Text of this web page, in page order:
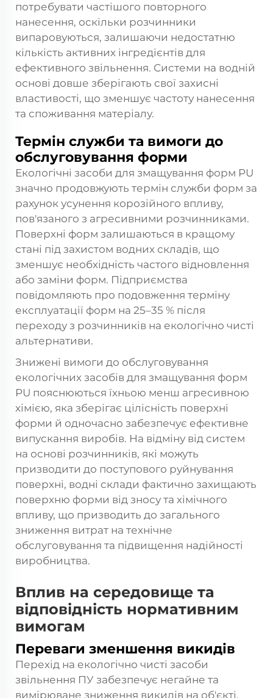
потребувати частішого повторного
нанесення, оскільки розчинники
випаровуються, залишаючи недостатню
кількість активних інгредієнтів для
ефективного звільнення. Системи на водній
основі довше зберігають свої захисні
властивості, що зменшує частоту нанесення
та споживання матеріалу.
Термін служби та вимоги до
обслуговування форми
Екологічні засоби для змащування форм PU
значно продовжують термін служби форм за
рахунок усунення корозійного впливу,
пов'язаного з агресивними розчинниками.
Поверхні форм залишаються в кращому
стані під захистом водних складів, що
зменшує необхідність частого відновлення
або заміни форм. Підприємства
повідомляють про подовження терміну
експлуатації форм на 25–35 % після
переходу з розчинників на екологічно чисті
альтернативи.
Знижені вимоги до обслуговування
екологічних засобів для змащування форм
PU пояснюються їхньою менш агресивною
хімією, яка зберігає цілісність поверхні
форми й одночасно забезпечує ефективне
випускання виробів. На відміну від систем
на основі розчинників, які можуть
призводити до поступового руйнування
поверхні, водні склади фактично захищають
поверхню форми від зносу та хімічного
впливу, що призводить до загального
зниження витрат на технічне
обслуговування та підвищення надійності
виробництва.
Вплив на середовище та
відповідність нормативним
вимогам
Переваги зменшення викидів
Перехід на екологічно чисті засоби
звільнення ПУ забезпечує негайне та
вимірюване зниження викидів на об'єкті,